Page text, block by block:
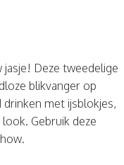
jasje! Deze tweedelige
blikvanger op
met ijsblokjes,
Gebruik deze